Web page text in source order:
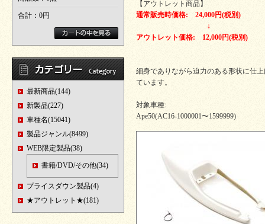
合計： 0円
最新商品(144)
新製品(227)
車種名(15041)
製品ジャンル(8499)
WEB限定製品(38)
書籍/DVD/その他(34)
プライスダウン製品(4)
★アウトレット★(181)
【アウトレット商品】
通常販売時価格: 24,000円(税別)
↓
アウトレット価格: 12,000円(税別)
細身でありながら迫力のある形状に仕
ています。
対象車種:
Ape50(AC16-1000001〜1599999)